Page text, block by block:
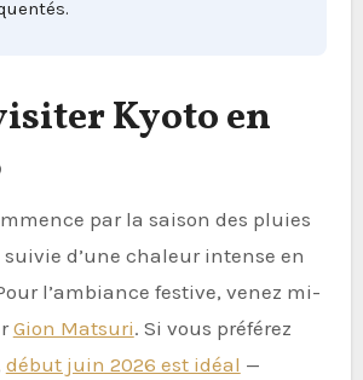
Kyoto en
par la saison des pluies
d’une chaleur intense en
l’ambiance festive, venez mi-
Gion Matsuri. Si vous préférez
début juin 2026 est idéal —